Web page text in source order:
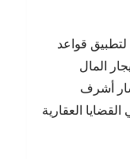
لتطبيق قواعد
المال
أشرف
العقارية